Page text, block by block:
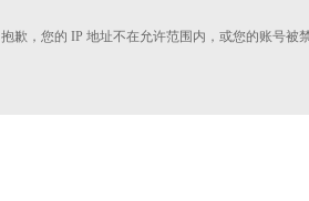
抱歉，您的 IP 地址不在允许范围内，或您的账号被